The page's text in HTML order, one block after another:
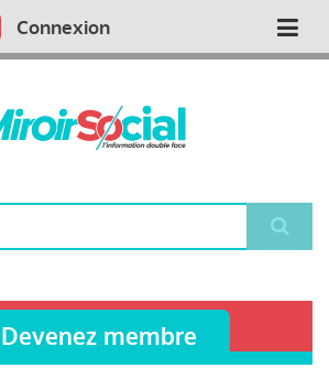
Connexion
Devenez membre